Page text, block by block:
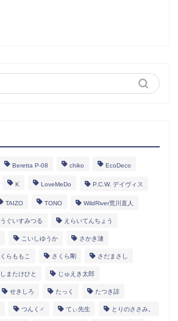
Beretta P-08 chiko EcoDeco
K LoveMeDo P.C.W. デイヴィス
TAIZO TONO WildRiver荒川直人
うぐいすみつる えらいてんちょう
こいしゆうか さかき漣
らももこ さくら剛 さだまさし
しまたけひと じゅえき太郎
せきしろ たっく たつき諒
つんく♂ てぃ先生 とりのささみ。